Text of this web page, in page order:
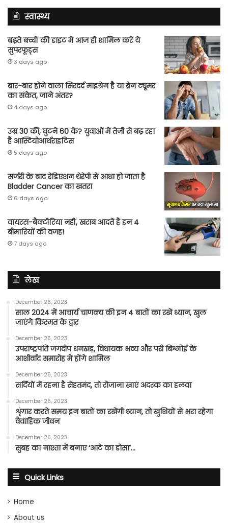
स्वास्थ्य
बढ़ते बच्चों की डाइट में आज ही शामिल करें ये
सुपरफूड्स
3 days ago
बार-बार होने वाला सिरदर्द माइग्रेन है या ब्रेन ट्यूमर
का संकेत, जाने अंतर?
4 days ago
उम्र 30 की, घुटने 60 के? युवाओं में तेजी से बढ़ रहा
है आस्टियोआर्थराइटिस
5 days ago
सर्जरी के बाद रेडिएशन थेरेपी से आधा हो जाता है
Bladder Cancer का खतरा
6 days ago
वायरस-बैक्टीरिया नहीं, खराब आदतें हैं इन 4
बीमारियों की वजह!
7 days ago
लेख
December 26, 2023
साल 2024 में आचार्य चाणक्य की इन 4 बातों का रखें ध्यान, खुल
जाएंगे किस्मत के द्वार
December 26, 2023
उपराष्ट्रपति जगदीप धनखड़, विधायक भव्य और परी बिश्नोई के
आशीर्वाद समारोह में होंगे शामिल
December 26, 2023
सर्दियों में रहना है सेहतमंद, तो रोजाना खाएं अदरक का हलवा
December 26, 2023
शृंगार करते समय इन बातों का रखेंगी ध्यान, तो खुशियों से भरा रहेगा
वैवाहिक जीवन
December 26, 2023
सुबह का नाश्ता में बनाए ‘आटे का डोसा’…
Quick Links
Home
About us